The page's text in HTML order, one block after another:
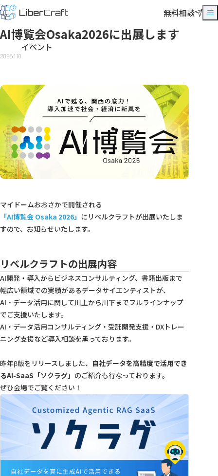
無料相談
AI博覧会Osaka2026に出展します
2026.1.10
イベント
マイドームおおさかで開催される
「AI博覧会 Osaka 2026」 にリベルクラフトが出展いたしま
すので、お知らせいたします。
リベルクラフトの出展内容
AI開発・導入からビジネスコンサルティング、書籍出版まで
幅広い領域での実績があるデータサイエンティストが、
AI・データ活用に関して川上から川下までフルラインナップ
でご支援いたします。
AI・データ活用コンサルティング・受託開発支援・DXトレー
ニング支援など導入相談を承っております。
昨年β版をリリースしました、 自社データを高精度で活用でき
るAI-SaaS「ソクラグ」 のご紹介も行なっております。
ぜひ会場でご覧ください！